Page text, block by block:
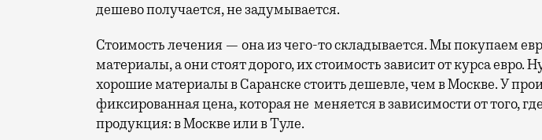
дешево получается, не задумывается.
Стоимость лечения — она из чего-то складывается. Мы покупаем
материалы, а они стоят дорого, их стоимость зависит от курса евро.
хорошие материалы в Саранске стоить дешевле, чем в Москве. У
фиксированная цена, которая не меняется в зависимости от того,
продукция: в Москве или в Туле.